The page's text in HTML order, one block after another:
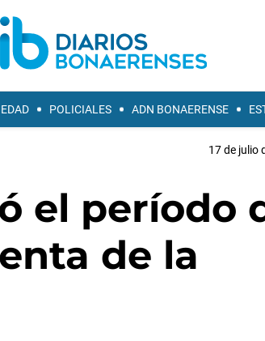
POLICIALES ADN BONAERENSE
17 de julio
el período
de la